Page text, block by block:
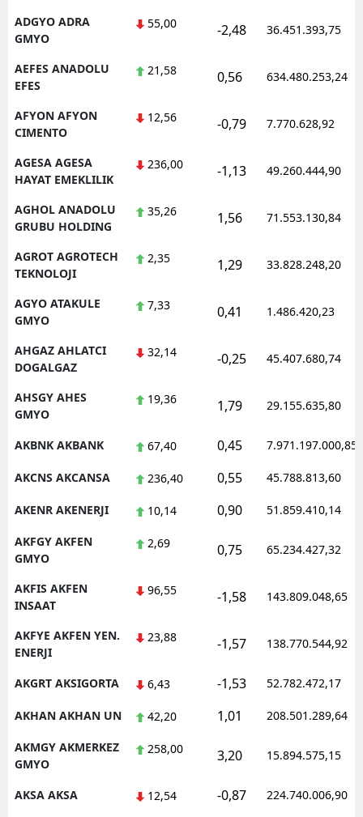
Hakkari
Mersin
Kırşehir
Kütahya
Kahramanmaraş
Nevşehir
Niğde
Ordu
Rize
ADGYO ADRA
GMYO
55,00 -2,48 36.451.393,75
AEFES ANADOLU
EFES
21,58 0,56 634.480.253,24
AFYON AFYON
CIMENTO
12,56 -0,79 7.770.628,92
AGESA AGESA
HAYAT EMEKLILIK
236,00 -1,13 49.260.444,90
AGHOL ANADOLU
GRUBU HOLDING
35,26 1,56 71.553.130,84
AGROT AGROTECH
TEKNOLOJI
2,35 1,29 33.828.248,20
AGYO ATAKULE
GMYO
7,33 0,41 1.486.420,23
AHGAZ AHLATCI
DOGALGAZ
32,14 -0,25 45.407.680,74
AHSGY AHES
GMYO
19,36 1,79 29.155.635,80
AKBNK AKBANK 67,40 0,45 7.971.197.000,85
AKCNS AKCANSA 236,40 0,55 45.788.813,60
AKENR AKENERJI 10,14 0,90 51.859.410,14
AKFGY AKFEN
GMYO
2,69 0,75 65.234.427,32
AKFIS AKFEN
INSAAT
96,55 -1,58 143.809.048,65
AKFYE AKFEN YEN.
ENERJI
23,88 -1,57 138.770.544,92
AKGRT AKSIGORTA 6,43 -1,53 52.782.472,17
AKHAN AKHAN UN 42,20 1,01 208.501.289,64
AKMGY AKMERKEZ
GMYO
258,00 3,20 15.894.575,15
AKSA AKSA 12,54 -0,87 224.740.006,90